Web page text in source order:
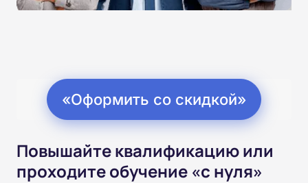
«Оформить со скидкой»
Повышайте квалификацию или
проходите обучение «с нуля»